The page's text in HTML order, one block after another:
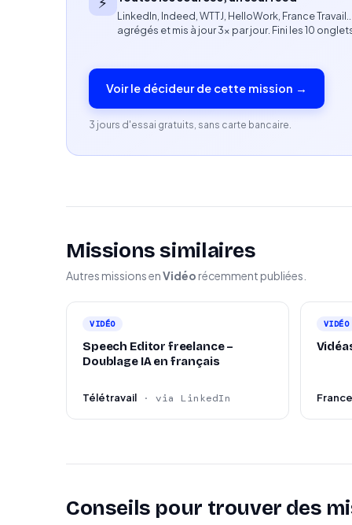
Compétences en motion design appréciées.
Profil recherché
Freelance créatif(ve), autonome et force de
LinkedIn, Indeed, WTTJ, HelloWork, France Travail…
agrégés et mis à jour 3× par jour. Fini les 10
Voir le décideur de cette mission →
3 jours d'essai gratuits, sans carte bancaire.
Missions similaires
Autres missions enVidéo récemment publiées.
VIDÉO
Speech Editor freelance –
Doublage IA en français
Télétravail · via LinkedIn
VIDÉO
France
Conseils pour trouver des